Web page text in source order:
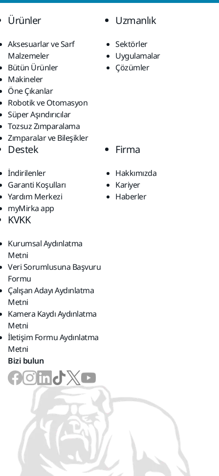
Ürünler
Aksesuarlar ve Sarf
Malzemeler
Bütün Ürünler
Makineler
Öne Çıkanlar
Robotik ve Otomasyon
Süper Aşındırıcılar
Tozsuz Zımparalama
Zımparalar ve Bileşikler
Uzmanlık
Sektörler
Uygulamalar
Çözümler
Destek
İndirilenler
Garanti Koşulları
Yardım Merkezi
myMirka app
Firma
Hakkımızda
Kariyer
Haberler
KVKK
Kurumsal Aydınlatma
Metni
Veri Sorumlusuna Başvuru
Formu
Çalışan Adayı Aydınlatma
Metni
Kamera Kaydı Aydınlatma
Metni
İletişim Formu Aydınlatma
Metni
Bizi bulun